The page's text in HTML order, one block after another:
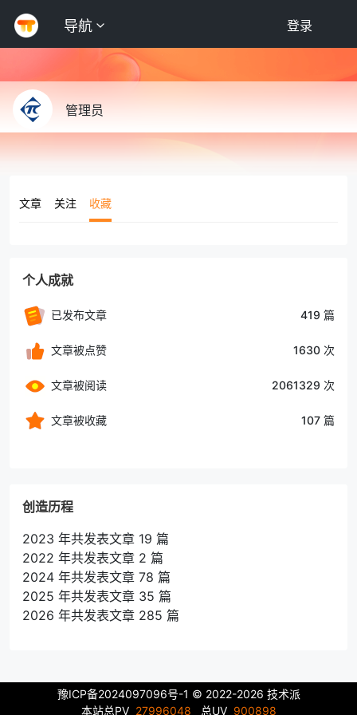
导航 登录
管理员
文章 关注 收藏
个人成就
已发布文章 419 篇
文章被点赞 1630 次
文章被阅读 2061329 次
文章被收藏 107 篇
创造历程
2023 年共发表文章 19 篇
2022 年共发表文章 2 篇
2024 年共发表文章 78 篇
2025 年共发表文章 35 篇
2026 年共发表文章 285 篇
豫ICP备2024097096号-1 © 2022-2026 技术派
本站总PV 27996048 总UV 900898